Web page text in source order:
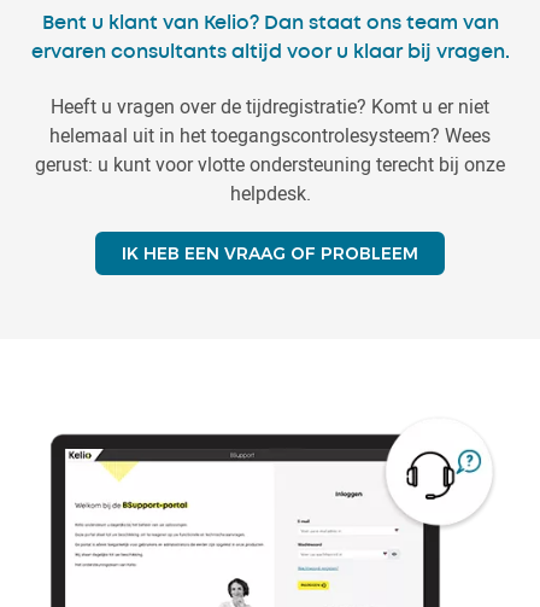
Bent u klant van Kelio? Dan staat ons team van
ervaren consultants altijd voor u klaar bij vragen.
Heeft u vragen over de tijdregistratie? Komt u er niet
helemaal uit in het toegangscontrolesysteem? Wees
gerust: u kunt voor vlotte ondersteuning terecht bij onze
helpdesk.
IK HEB EEN VRAAG OF PROBLEEM